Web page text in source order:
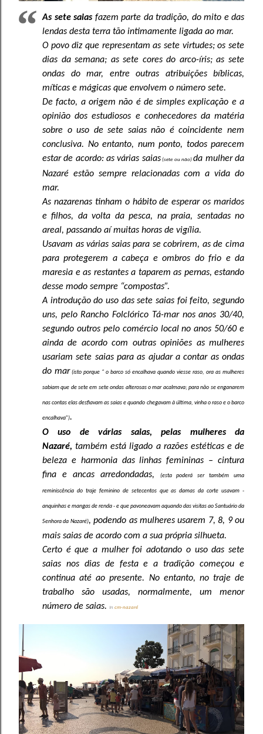
As sete saiasfazem parte da tradição, do mito e das
lendas desta terra tão intimamente ligada ao mar.
O povo diz que representam as sete virtudes; os sete
dias da semana; as sete cores do arco-íris; as sete
ondas do mar, entre outras atribuições bíblicas,
míticas e mágicas que envolvem o número sete.
De facto, a origem não é de simples explicação e a
opinião dos estudiosos e conhecedores da matéria
sobre o uso de sete saias não é coincidente nem
conclusiva. No entanto, num ponto, todos parecem
estar de acordo: as várias saias(sete ou não)da mulher da
Nazaré estão sempre relacionadas com a vida do
mar.
As nazarenas tinham o hábito de esperar os maridos
e filhos, da volta da pesca, na praia, sentadas no
areal, passando aí muitas horas de vigília.
Usavam as várias saias para se cobrirem, as de cima
para protegerem a cabeça e ombros do frio e da
maresia e as restantes a taparem as pernas, estando
desse modo sempre “compostas”.
A introdução do uso das sete saias foi feito, segundo
uns, pelo Rancho Folclórico Tá-mar nos anos 30/40,
segundo outros pelo comércio local no anos 50/60 e
ainda de acordo com outras opiniões as mulheres
usariam sete saias para as ajudar a contar as ondas
do mar(isto porque “ o barco só encalhava quando viesse raso, ora as mulheres
sabiam que de sete em sete ondas alterosas o mar acalmava; para não se enganarem
nas contas elas desfiavam as saias e quando chegavam à última, vinha o raso e o barco
encalhava”).
O uso de várias saias, pelas mulheres da
Nazaré,também está ligado a razões estéticas e de
beleza e harmonia das linhas femininas – cintura
fina e ancas arredondadas,
(esta poderá ser também uma
reminiscência do traje feminino de setecentos que as damas da corte usavam -
anquinhas e mangas de renda - e que pavoneavam aquando das visitas ao Santuário da
Senhora da Nazaré), podendo as mulheres usarem 7, 8, 9 ou
mais saias de acordo com a sua própria silhueta.
Certo é que a mulher foi adotando o uso das sete
saias nos dias de festa e a tradição começou e
continua até ao presente. No entanto, no traje de
trabalho são usadas, normalmente, um menor
número de saias. In cm-nazaré